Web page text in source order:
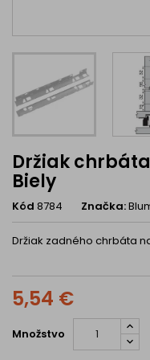
Držiak
Biely
Kód 8784 Značka:
Držiak zadného chrbáta na
5,54 €
Množstvo